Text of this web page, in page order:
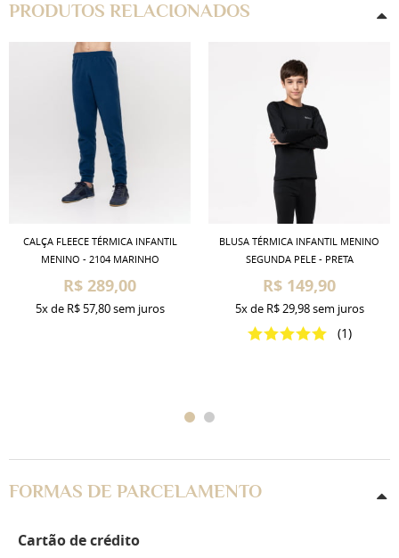
PRODUTOS RELACIONADOS
CALÇA FLEECE TÉRMICA INFANTIL
MENINO - 2104 MARINHO
R$ 289,00
5xde R$ 57,80sem juros
BLUSA TÉRMICA INFANTIL MENINO
SEGUNDA PELE - PRETA
R$ 149,90
(1)
5xde R$ 29,98sem juros
FORMAS DE PARCELAMENTO
Cartão de crédito